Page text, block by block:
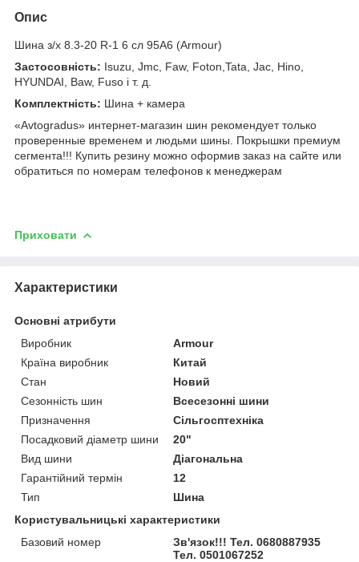
Опис
Шина з/х 8.3-20 R-1 6 сл 95A6 (Armour)
Застосовність: Isuzu, Jmc, Faw, Foton,Tata, Jac, Hino,
HYUNDAI, Baw, Fuso і т. д.
Комплектність: Шина + камера
«Avtogradus» интернет-магазин шин рекомендует только
проверенные временем и людьми шины. Покрышки премиум
сегмента!!! Купить резину можно оформив заказ на сайте или
обратиться по номерам телефонов к менеджерам
Приховати
Характеристики
Основні атрибути
Виробник
Armour
Країна виробник
Китай
Стан
Новий
Сезонність шин
Всесезонні шини
Призначення
Сільгосптехніка
Посадковий діаметр шини
20"
Вид шини
Діагональна
Гарантійний термін
12
Тип
Шина
Користувальницькі характеристики
Базовий номер
Зв'язок!!! Тел. 0680887935
Тел. 0501067252